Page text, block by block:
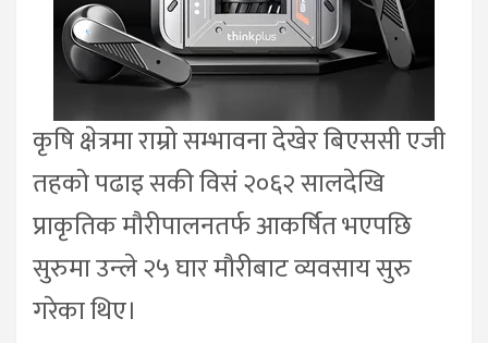
कृषि क्षेत्रमा राम्रो सम्भावना देखेर बिएससी एजी
तहको पढाइ सकी विसं २०६२ सालदेखि
प्राकृतिक मौरीपालनतर्फ आकर्षित भएपछि
सुरुमा उन्ले २५ घार मौरीबाट व्यवसाय सुरु
गरेका थिए।